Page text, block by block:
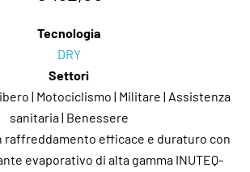
Tecnologia
DRY
Settori
| Motociclismo | Militare | Assistenza
sanitaria | Benessere
raffreddamento efficace e duraturo con
evaporativo di alta gamma INUTEQ-